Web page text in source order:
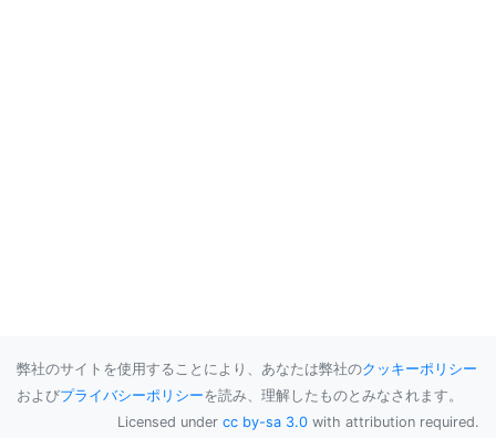
弊社のサイトを使用することにより、あなたは弊社のクッキーポリシー
およびプライバシーポリシーを読み、理解したものとみなされます。
Licensed under cc by-sa 3.0 with attribution required.